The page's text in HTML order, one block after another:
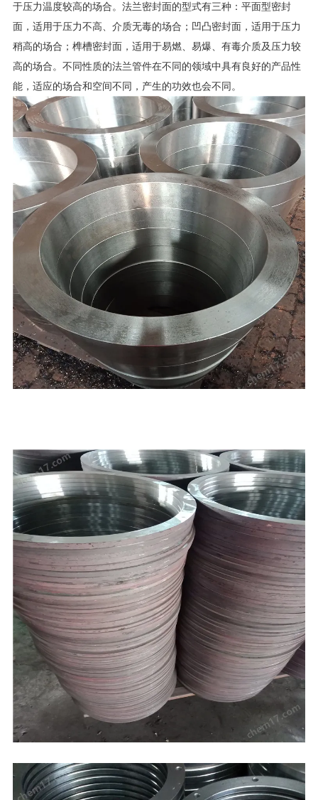
于压力温度较高的场合。法兰密封面的型式有三种：平面型密封
面，适用于压力不高、介质无毒的场合；凹凸密封面，适用于压力
稍高的场合；榫槽密封面，适用于易燃、易爆、有毒介质及压力较
高的场合。不同性质的法兰管件在不同的领域中具有良好的产品性
能，适应的场合和空间不同，产生的功效也会不同。